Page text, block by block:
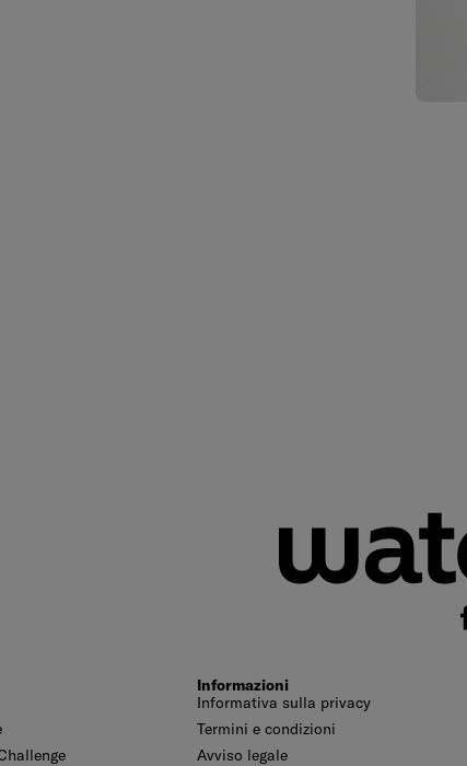
Informazioni
Informativa sulla privacy
Termini e condizioni
Avviso legale